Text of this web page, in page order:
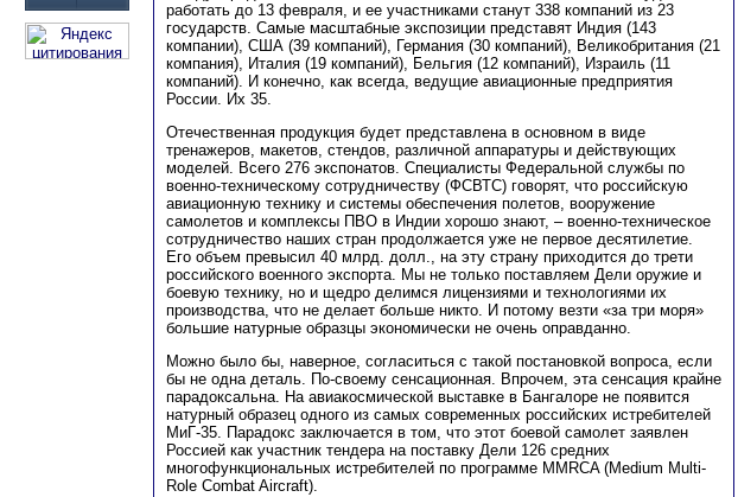
работать до 13 февраля, и ее участниками станут 338 компаний из 23
государств. Самые масштабные экспозиции представят Индия (143
компании), США (39 компаний), Германия (30 компаний), Великобритания (21
компания), Италия (19 компаний), Бельгия (12 компаний), Израиль (11
компаний). И конечно, как всегда, ведущие авиационные предприятия
России. Их 35.
Отечественная продукция будет представлена в основном в виде
тренажеров, макетов, стендов, различной аппаратуры и действующих
моделей. Всего 276 экспонатов. Специалисты Федеральной службы по
военно-техническому сотрудничеству (ФСВТС) говорят, что российскую
авиационную технику и системы обеспечения полетов, вооружение
самолетов и комплексы ПВО в Индии хорошо знают, – военно-техническое
сотрудничество наших стран продолжается уже не первое десятилетие.
Его объем превысил 40 млрд. долл., на эту страну приходится до трети
российского военного экспорта. Мы не только поставляем Дели оружие и
боевую технику, но и щедро делимся лицензиями и технологиями их
производства, что не делает больше никто. И потому везти «за три моря»
большие натурные образцы экономически не очень оправданно.
Можно было бы, наверное, согласиться с такой постановкой вопроса, если
бы не одна деталь. По-своему сенсационная. Впрочем, эта сенсация крайне
парадоксальна. На авиакосмической выставке в Бангалоре не появится
натурный образец одного из самых современных российских истребителей
МиГ-35. Парадокс заключается в том, что этот боевой самолет заявлен
Россией как участник тендера на поставку Дели 126 средних
многофункциональных истребителей по программе MMRCA (Medium Multi-
Role Combat Aircraft).